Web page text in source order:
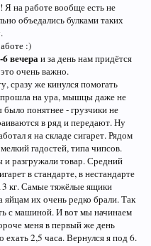
на работе вообще есть не
объедались булками таких
:)
вечераи за день нам придётся
очень важно.
сразу же кинулся помогать
на ура, мышцы даже не
понятнее - грузчики не
в ряд и передают. Ну
я на складе сигарет. Рядом
гадостей, типа чипсов.
разгружали товар. Средний
в стандарте, в нестандарте
кг. Самые тяжёлые ящики
их очень редко брали. Так
с машиной. И вот мы начинаем
меня в первый же день
ехать 2,5 часа. Вернулся я под 6.